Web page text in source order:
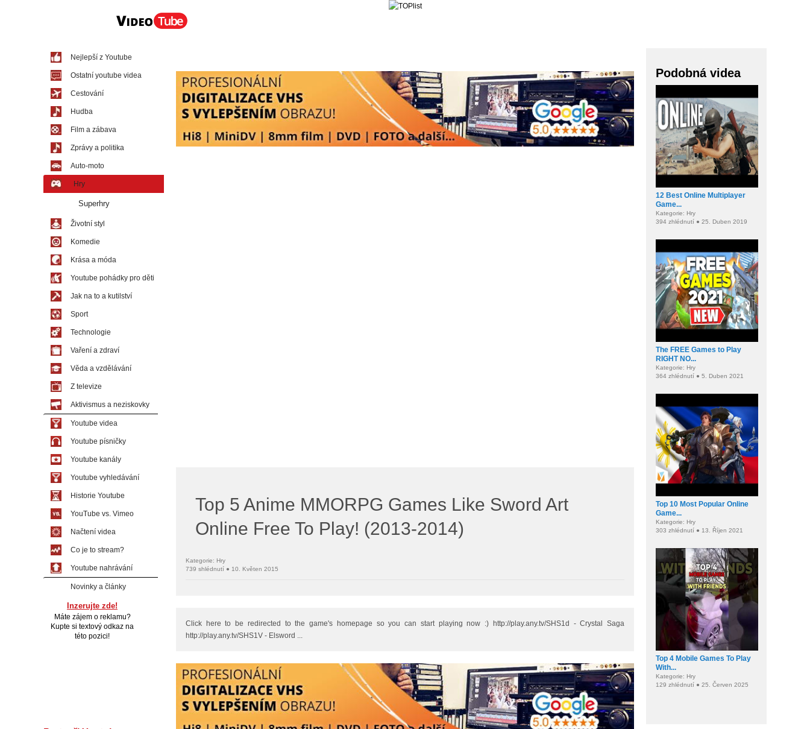
Top 5 Anime MMORPG Games Like Sword Art
Online Free To Play! (2013-2014)
Kategorie: Hry
739 shlédnutí ● 10. Květen 2015
Click here to be redirected to the game's homepage so you can start playing now :) http://play.any.tv/SHS1d - Crystal Saga
http://play.any.tv/SHS1V - Elsword ...
Podobná videa
12 Best Online Multiplayer
Game...
Kategorie: Hry
394 zhlédnutí ● 25. Duben 2019
The FREE Games to Play
RIGHT NO...
Kategorie: Hry
364 zhlédnutí ● 5. Duben 2021
Top 10 Most Popular Online
Game...
Kategorie: Hry
303 zhlédnutí ● 13. Říjen 2021
Top 4 Mobile Games To Play
With...
Kategorie: Hry
129 zhlédnutí ● 25. Červen 2025
Nejlepší z Youtube
Ostatní youtube videa
Cestování
Hudba
Film a zábava
Zprávy a politika
Auto-moto
Hry
Superhry
Životní styl
Komedie
Krása a móda
Youtube pohádky pro děti
Jak na to a kutilství
Sport
Technologie
Vaření a zdraví
Věda a vzdělávání
Z televize
Aktivismus a neziskovky
Youtube videa
Youtube písničky
Youtube kanály
Youtube vyhledávání
Historie Youtube
YouTube vs. Vimeo
Načtení videa
Co je to stream?
Youtube nahrávání
Novinky a články
Inzerujte zde!
Máte zájem o reklamu?
Kupte si textový odkaz na
této pozici!